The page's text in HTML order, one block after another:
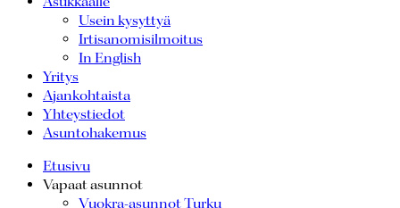
Usein kysyttyä
Irtisanomisilmoitus
In English
Yritys
Ajankohtaista
Yhteystiedot
Asuntohakemus
Etusivu
Vapaat asunnot
Vuokra-asunnot Turku